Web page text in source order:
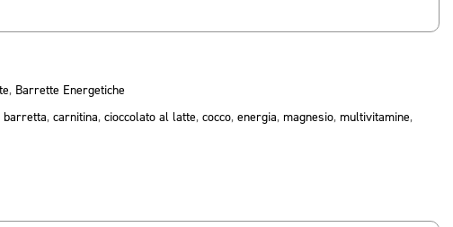
, Barrette Energetiche
barretta, carnitina, cioccolato al latte, cocco, energia, magnesio, multivitamine,